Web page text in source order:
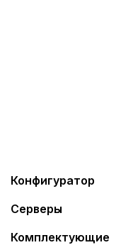
Конфигуратор
Серверы
Комплектующие